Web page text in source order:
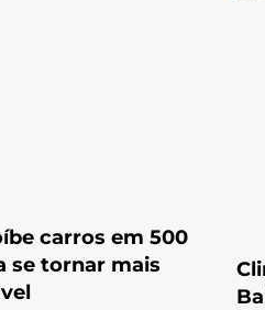
carros em 500
se tornar mais